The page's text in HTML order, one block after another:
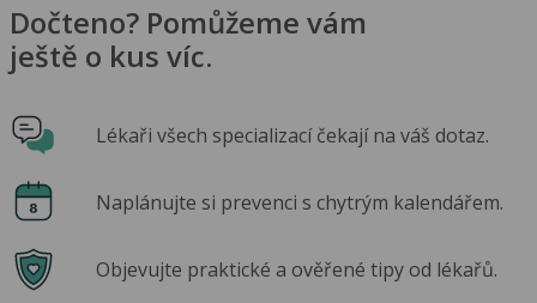
Dočteno? Pomůžeme vám
ještě o kus víc.
Lékaři všech specializací čekají na váš dotaz.
Naplánujte si prevenci s chytrým kalendářem.
Objevujte praktické a ověřené tipy od lékařů.